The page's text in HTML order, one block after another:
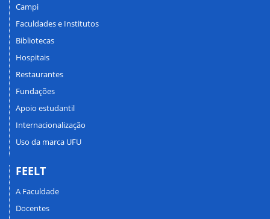
Campi
Faculdades e Institutos
Bibliotecas
Hospitais
Restaurantes
Fundações
Apoio estudantil
Internacionalização
Uso da marca UFU
FEELT
A Faculdade
Docentes